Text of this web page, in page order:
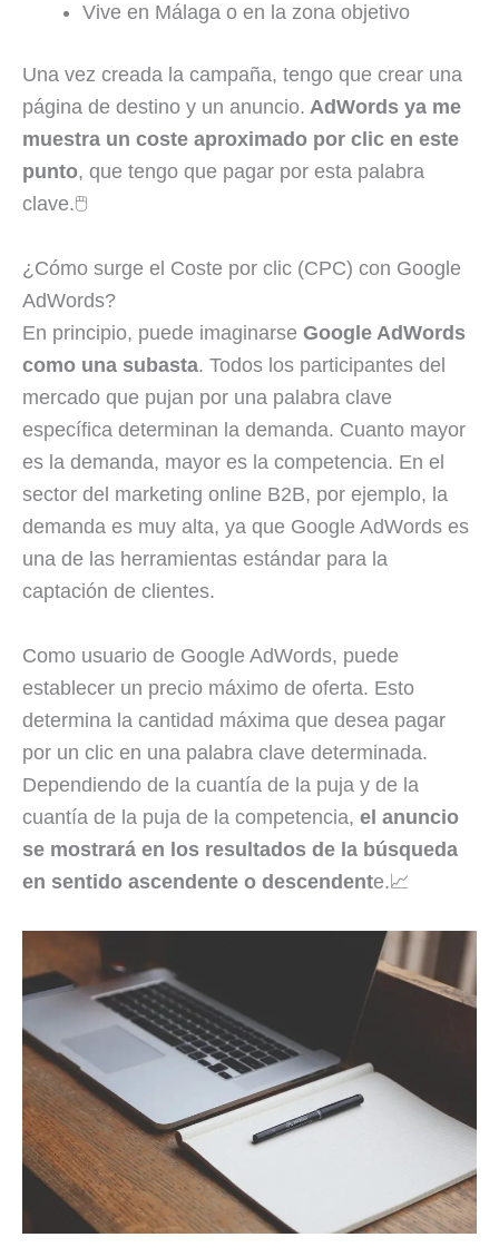
Vive en Málaga o en la zona objetivo
Una vez creada la campaña, tengo que crear una
página de destino y un anuncio. AdWords ya me
muestra un coste aproximado por clic en este
punto, que tengo que pagar por esta palabra
clave.🖱
¿Cómo surge el Coste por clic (CPC) con Google
AdWords?
En principio, puede imaginarse Google AdWords
como una subasta. Todos los participantes del
mercado que pujan por una palabra clave
específica determinan la demanda. Cuanto mayor
es la demanda, mayor es la competencia. En el
sector del marketing online B2B, por ejemplo, la
demanda es muy alta, ya que Google AdWords es
una de las herramientas estándar para la
captación de clientes.
Como usuario de Google AdWords, puede
establecer un precio máximo de oferta. Esto
determina la cantidad máxima que desea pagar
por un clic en una palabra clave determinada.
Dependiendo de la cuantía de la puja y de la
cuantía de la puja de la competencia, el anuncio
se mostrará en los resultados de la búsqueda
en sentido ascendente o descendente.📈